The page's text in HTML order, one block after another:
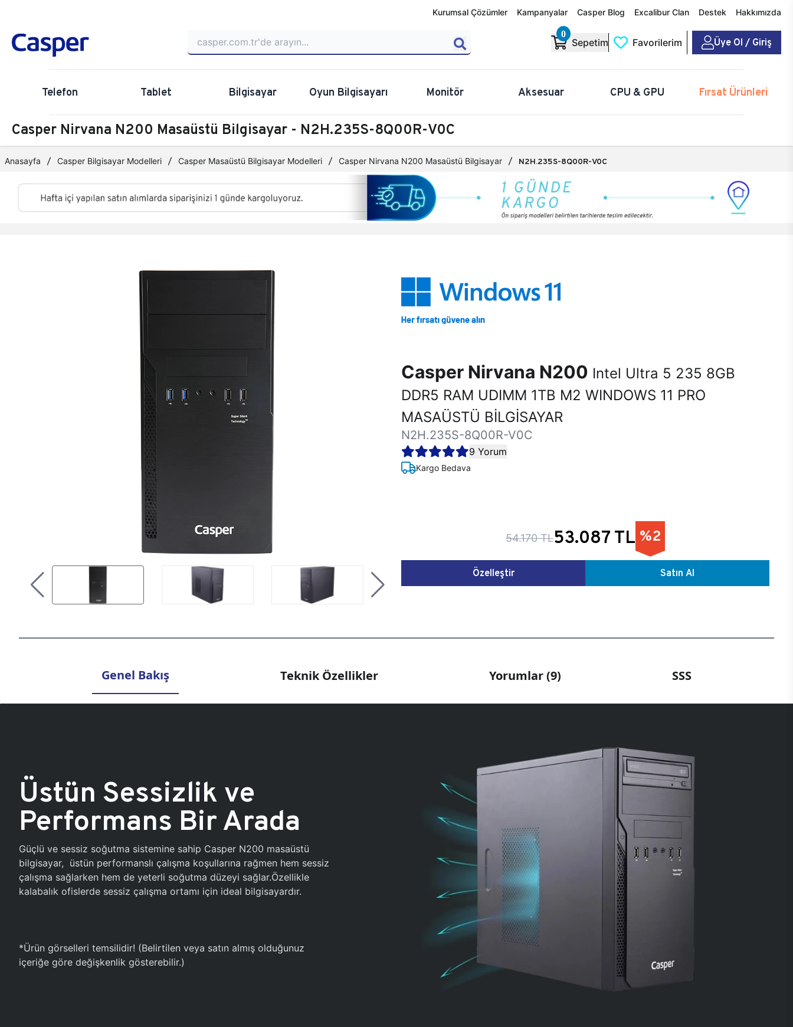
Kurumsal Çözümler Kampanyalar Casper Blog Excalibur Clan Destek Hakkımızda
0
Sepetim Favorilerim Üye Ol / Giriş
Telefon Tablet Bilgisayar Oyun Bilgisayarı Monitör Aksesuar CPU & GPU Fırsat Ürünleri
Casper Nirvana N200 Masaüstü Bilgisayar - N2H.235S-8Q00R-V0C
Anasayfa Casper Bilgisayar Modelleri Casper Masaüstü Bilgisayar Modelleri Casper Nirvana N200 Masaüstü Bilgisayar N2H.235S-8Q00R-V0C
Casper Nirvana N200 Intel Ultra 5 235 8GB
DDR5 RAM UDIMM 1TB M2 WINDOWS 11 PRO
MASAÜSTÜ BİLGİSAYAR
N2H.235S-8Q00R-V0C
9 Yorum
Kargo Bedava
54.170 TL53.087 TL %2
Özelleştir Satın Al
Genel Bakış Teknik Özellikler Yorumlar (9) SSS
Üstün Sessizlik ve
Performans Bir Arada
Güçlü ve sessiz soğutma sistemine sahip Casper N200 masaüstü
bilgisayar, üstün performanslı çalışma koşullarına rağmen hem sessiz
çalışma sağlarken hem de yeterli soğutma düzeyi sağlar.Özellikle
kalabalık ofislerde sessiz çalışma ortamı için ideal bilgisayardır.
*Ürün görselleri temsilidir! (Belirtilen veya satın almış olduğunuz
içeriğe göre değişkenlik gösterebilir.)